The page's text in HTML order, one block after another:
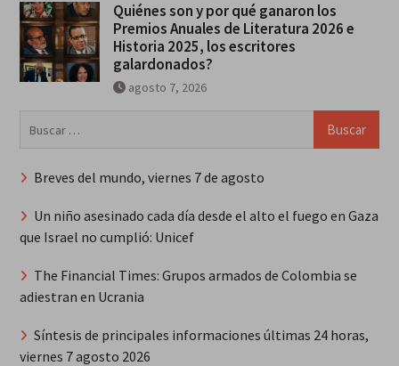
Quiénes son y por qué ganaron los
Premios Anuales de Literatura 2026 e
Historia 2025, los escritores
galardonados?
agosto 7, 2026
Breves del mundo, viernes 7 de agosto
Un niño asesinado cada día desde el alto el fuego en Gaza
que Israel no cumplió: Unicef
The Financial Times: Grupos armados de Colombia se
adiestran en Ucrania
Síntesis de principales informaciones últimas 24 horas,
viernes 7 agosto 2026